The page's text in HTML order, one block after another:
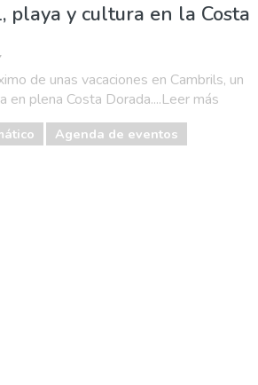
playa y cultura en la Costa
de unas vacaciones en Cambrils, un
plena Costa Dorada....Leer más
Agenda de eventos